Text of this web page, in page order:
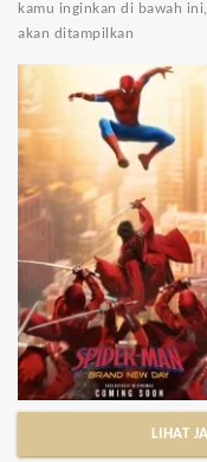
kamu inginkan di bawah
akan ditampilkan
LIHAT